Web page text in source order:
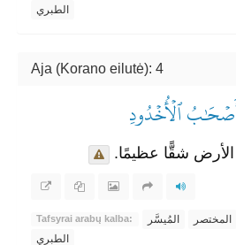
الطبري
Aja (Korano eilutė): 4
ٱلۡأُخۡدُودِ
شقًّا عظيمًا.
Tafsyrai arabų kalba: المُيسَّر المختصر
الطبري